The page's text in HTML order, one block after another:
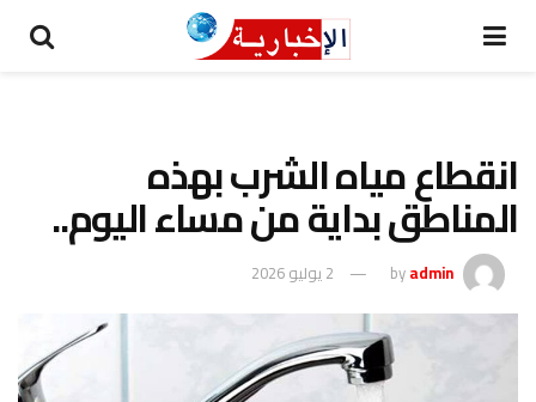
انقطاع مياه الشرب بهذه
المناطق بداية من مساء اليوم..
byadmin 2 يوليو 2026